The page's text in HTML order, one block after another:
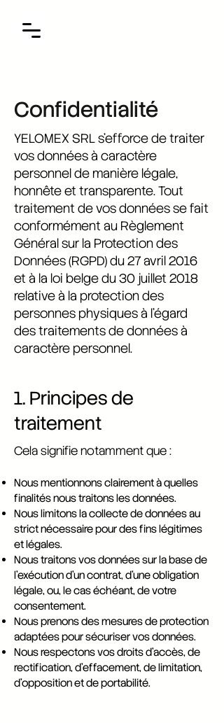
Confidentialité
YELOMEX SRL s’efforce de traiter
vos données à caractère
personnel de manière légale,
honnête et transparente. Tout
traitement de vos données se fait
conformément au Règlement
Général sur la Protection des
Données (RGPD) du 27 avril 2016
et à la loi belge du 30 juillet 2018
relative à la protection des
personnes physiques à l’égard
des traitements de données à
caractère personnel.
1. Principes de
traitement
Cela signifie notamment que :
Nous mentionnons clairement à quelles
finalités nous traitons les données.
Nous limitons la collecte de données au
strict nécessaire pour des fins légitimes
et légales.
Nous traitons vos données sur la base de
l’exécution d’un contrat, d’une obligation
légale, ou, le cas échéant, de votre
consentement.
Nous prenons des mesures de protection
adaptées pour sécuriser vos données.
Nous respectons vos droits d’accès, de
rectification, d’effacement, de limitation,
d’opposition et de portabilité.